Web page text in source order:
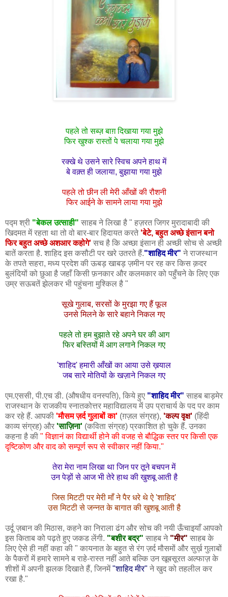
पहले तो सब्ज़ बाग़ दिखाया गया मुझे
फिर खुश्क रास्तों पे चलाया गया मुझे
रक्खे थे उसने सारे स्विच अपने हाथ में
बे वक़्त ही जलाया, बुझाया गया मुझे
पहले तो छीन ली मेरी आँखों की रौशनी
फिर आईने के सामने लाया गया मुझे
पद्म श्री "बेकल उत्साही" साहब ने लिखा है " हज़रत जिगर मुरादाबादी की
खिदमत में रहता था तो वो बार-बार हिदायत करते'बेटे, बहुत अच्छे इंसान बनो
फिर बहुत अच्छे अशआर कहोगे' सच है कि अच्छा इंसान ही अच्छी सोच से अच्छी
बातें करता है. शाहिद इस कसौटी पर खरे उतरते हैं."शाहिद मीर" ने राजस्थान
के तपते सहरा, मध्य प्रदेश की ऊबड़ खाबड़ ज़मीन पर रह कर किस क़दर
बुलंदियों को छुआ है जहाँ किसी फ़नकार और कलमकार को पहुँचने के लिए एक
उम्र सऊबतें झेलकर भी पहुंचना मुश्किल है "
सूखे गुलाब, सरसों के मुरझा गए हैं फूल
उनसे मिलने के सारे बहाने निकल गए
पहले तो हम बुझाते रहे अपने घर की आग
फिर बस्तियों में आग लगाने निकल गए
'शाहिद' हमारी आँखों का आया उसे ख़याल
जब सारे मोतियों के खज़ाने निकल गए
एम.एससी, पी.एच डी. (औषधीय वनस्पति), किये हुए "शाहिद मीर" साहब बाड़मेर
राजस्थान के राजकीय स्नातकोत्तर महाविद्यालय में उप प्राचार्य के पद पर काम
कर रहे हैं. आपकी 'मौसम ज़र्द गुलाबों का' (ग़ज़ल संग्रह), 'कल्प वृक्ष' (हिंदी
काव्य संग्रह) और 'साज़िना' (कविता संग्रह) प्रकाशित हो चुके हैं. उनका
कहना है की " विज्ञानं का विद्यार्थी होने की वजह से बौद्धिक स्तर पर किसी एक
दृष्टिकोण और वाद को सम्पूर्ण रूप से स्वीकार नहीं किया."
तेरा मेरा नाम लिखा था जिन पर तूने बचपन में
उन पेड़ों से आज भी तेरे हाथ की खुशबू आती है
जिस मिटटी पर मेरी माँ ने पैर धरे थे ऐ 'शाहिद'
उस मिटटी से जन्नत के बागात की खुशबू आती है
उर्दू ज़बान की मिठास, कहने का निराला ढंग और सोच की नयी ऊँचाइयाँ आपको
इस किताब को पढ़ते हुए जकड लेंगी. "बशीर बद्र" साहब ने "मीर" साहब के
लिए ऐसे ही नहीं कहा की " कायनात के बहुत से रंग ज़र्द मौसमों और सुर्ख़ गुलाबों
के पैकरों में हमारे सामने ब राहे-रास्त नहीं आते बल्कि उन खूबसूरत अल्फाज़ के
शीशों में अपनी झलक दिखाते हैं, जिनमें"शाहिद मीर" ने खुद को तहलील कर
रखा है."